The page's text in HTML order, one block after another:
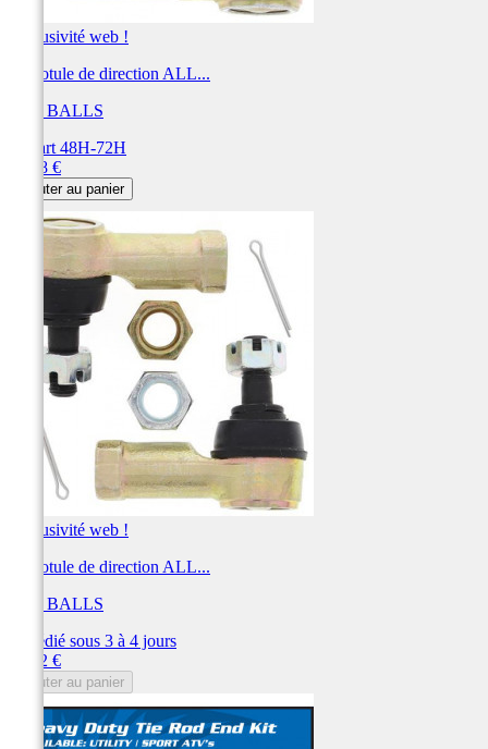
Exclusivité web !
Kit rotule de direction ALL...
ALL BALLS
Départ 48H-72H
59,48 €
Ajouter au panier
Exclusivité web !
Kit rotule de direction ALL...
ALL BALLS
Expédié sous 3 à 4 jours
58,92 €
Ajouter au panier